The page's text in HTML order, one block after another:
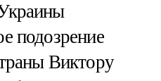
подозрение
Виктору